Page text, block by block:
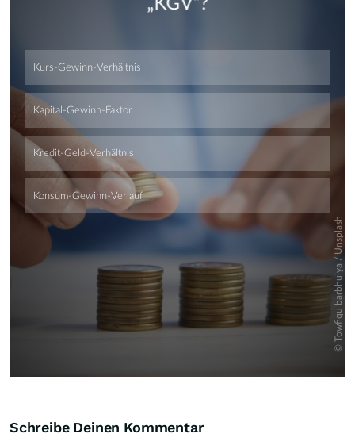
Skip
Schreibe Deinen Kommentar